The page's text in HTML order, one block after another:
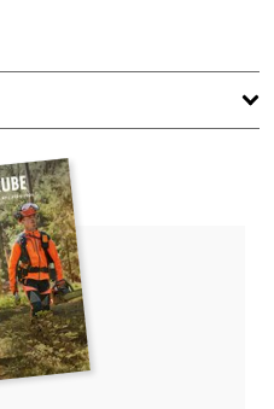
Akkusystem
AK-System
Modellbezeichnung
AK 30 S